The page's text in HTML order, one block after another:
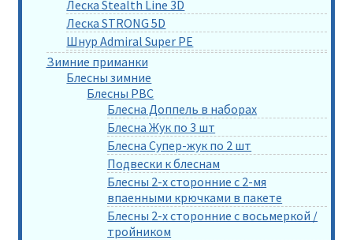
Леска Stealth Line 3D
Леска STRONG 5D
Шнур Admiral Super PE
Зимние приманки
Блесны зимние
Блесны РВС
Блесна Доппель в наборах
Блесна Жук по 3 шт
Блесна Супер-жук по 2 шт
Подвески к блеснам
Блесны 2-х сторонние с 2-мя
впаенными крючками в пакете
Блесны 2-х сторонние с восьмеркой /
тройником